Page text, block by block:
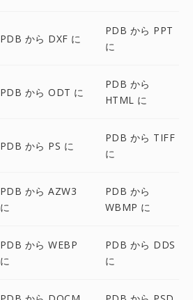
PDB から DXF に
PDB から PPT
に
PDB から ODT に
PDB から
HTML に
PDB から PS に
PDB から TIFF
に
PDB から AZW3
に
PDB から
WBMP に
PDB から WEBP
に
PDB から DDS
に